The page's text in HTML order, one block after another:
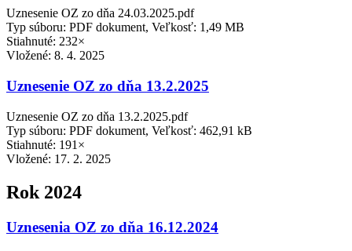
Uznesenie OZ zo dňa 24.03.2025.pdf
Typ súboru: PDF dokument, Veľkosť: 1,49 MB
Stiahnuté: 232×
Vložené: 8. 4. 2025
Uznesenie OZ zo dňa 13.2.2025
Uznesenie OZ zo dňa 13.2.2025.pdf
Typ súboru: PDF dokument, Veľkosť: 462,91 kB
Stiahnuté: 191×
Vložené: 17. 2. 2025
Rok 2024
Uznesenia OZ zo dňa 16.12.2024